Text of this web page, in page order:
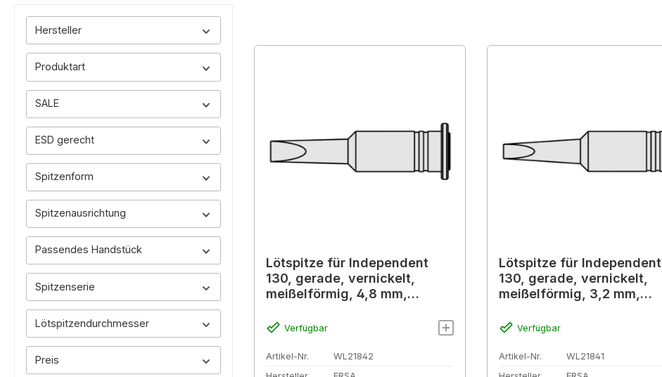
Hersteller
Produktart
SALE
ESD gerecht
Spitzenform
Spitzenausrichtung
Passendes Handstück
Spitzenserie
Lötspitzendurchmesser
Preis
Lötspitze für Independent
130, gerade, vernickelt,
meißelförmig, 4,8 mm,
Verfügbar
Artikel-Nr.
WL21842
Lötspitze für Independent
130, gerade, vernickelt,
meißelförmig, 3,2 mm,
Verfügbar
Artikel-Nr.
WL21841